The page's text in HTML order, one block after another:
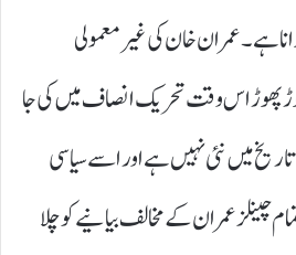
ہے۔ عمران خان کی غیر معمولی
پھوڑ اس وقت تحریک انصاف میں کی جا
میں نئی نہیں ہے اور اسے سیاسی
چینلز عمران کے مخالف بیانیے کو چلا